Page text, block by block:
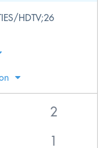
HDTV;26